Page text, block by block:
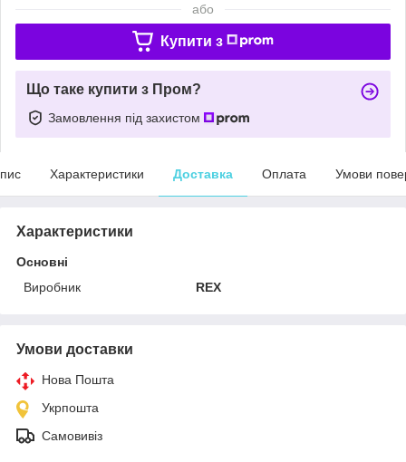
або
Купити з
Що таке купити з Пром?
Замовлення під захистом
Характеристики Доставка Оплата Умови
Характеристики
Основні
Виробник
REX
Умови доставки
Нова Пошта
Укрпошта
Самовивіз